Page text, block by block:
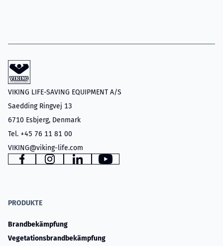
VIKING LIFE-SAVING EQUIPMENT A/S
Saedding Ringvej 13
6710 Esbjerg, Denmark
Tel. +45 76 11 81 00
VIKING@viking-life.com
www.facebook.com
www.instagram.com
www.linkedin.com
YouTube
PRODUKTE
Brandbekämpfung
Vegetationsbrandbekämpfung